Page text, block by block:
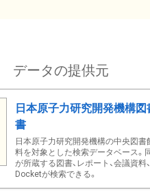
データの提供元
日本原子力研究開発機構図
書
日本原子力研究開発機構の中央図書
料を対象とした検索データベース。
が所蔵する図書、レポート、会議資料、
Docketが検索できる。